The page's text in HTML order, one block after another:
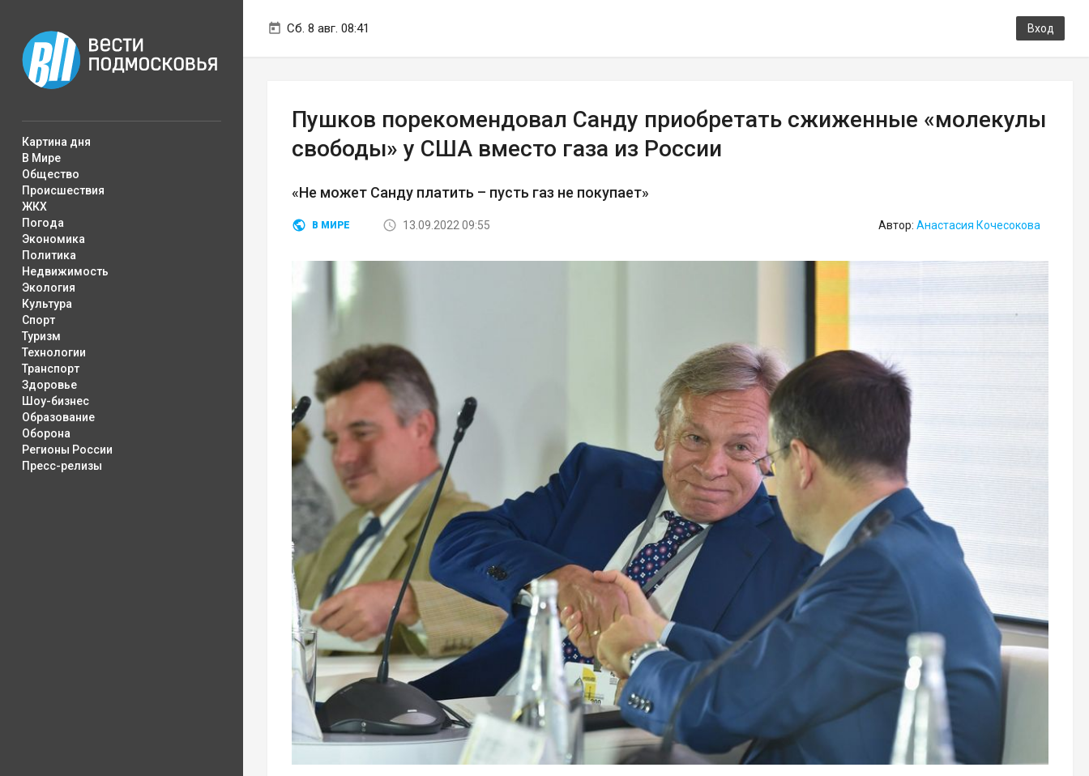
Сб. 8 авг. 08:41 Вход
Картина дня
В Мире
Общество
Происшествия
ЖКХ
Погода
Экономика
Политика
Недвижимость
Экология
Культура
Спорт
Туризм
Технологии
Транспорт
Здоровье
Шоу-бизнес
Образование
Оборона
Регионы России
Пресс-релизы
Пушков порекомендовал Санду приобретать сжиженные «молекулы
свободы» у США вместо газа из России
«Не может Санду платить – пусть газ не покупает»
В МИРЕ 13.09.2022 09:55 Автор: Анастасия Кочесокова